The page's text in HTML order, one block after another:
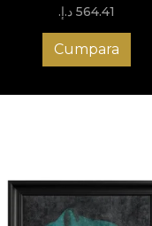
564.41 د.إ.‏
Cumpara